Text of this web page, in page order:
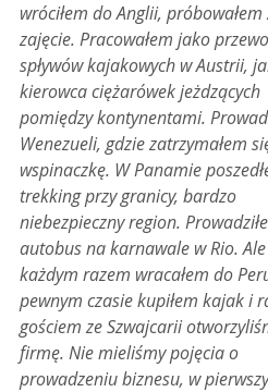
wróciłem do Anglii,
zajęcie. Pracowałem jako
spływów kajakowych w Austrii,
kierowca ciężarówek jeżdzących
pomiędzy kontynentami.
Wenezueli, gdzie zatrzymałem
wspinaczkę. W Panamie
trekking przy granicy, bardzo
niebezpieczny region.
autobus na karnawale w Rio.
każdym razem wracałem do
pewnym czasie kupiłem kajak i
gościem ze Szwajcarii
firmę. Nie mieliśmy pojęcia o
prowadzeniu biznesu, w